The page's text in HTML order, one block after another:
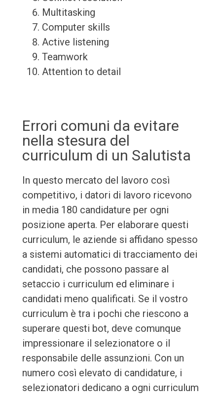
Multitasking
Computer skills
Active listening
Teamwork
Attention to detail
Errori comuni da evitare
nella stesura del
curriculum di un Salutista
In questo mercato del lavoro così
competitivo, i datori di lavoro ricevono
in media 180 candidature per ogni
posizione aperta. Per elaborare questi
curriculum, le aziende si affidano spesso
a sistemi automatici di tracciamento dei
candidati, che possono passare al
setaccio i curriculum ed eliminare i
candidati meno qualificati. Se il vostro
curriculum è tra i pochi che riescono a
superare questi bot, deve comunque
impressionare il selezionatore o il
responsabile delle assunzioni. Con un
numero così elevato di candidature, i
selezionatori dedicano a ogni curriculum